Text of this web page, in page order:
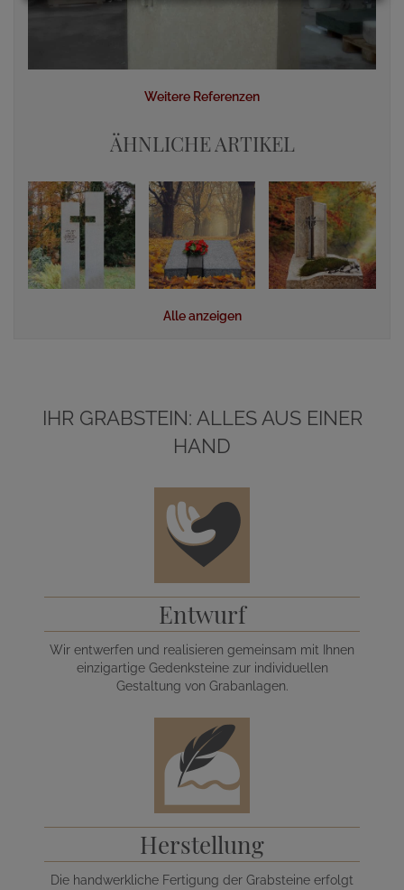
Weitere Referenzen
ÄHNLICHE ARTIKEL
Alle anzeigen
IHR GRABSTEIN: ALLES AUS EINER
HAND
Entwurf
Wir entwerfen und realisieren gemeinsam mit Ihnen
einzigartige Gedenksteine zur individuellen
Gestaltung von Grabanlagen.
Herstellung
Die handwerkliche Fertigung der Grabsteine erfolgt